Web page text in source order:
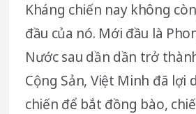
Kháng chiến nay không
đầu của nó. Mới đầu là
Nước sau dần dần trở
Cộng Sản, Việt Minh đã lợi
chiến để bắt đồng bào,